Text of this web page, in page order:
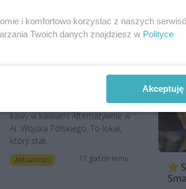
Znana kawiarnia kończy
ostatnią okazją, by napić się
kawy w kawiarni Alternatywnie w
Al. Wojska Polskiego. To lokal,
który stał...
Aktualności 11 godzin temu
i komfortowo korzystać z naszych
Twoich danych znajdziesz w Polityce
Akceptuję